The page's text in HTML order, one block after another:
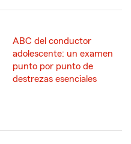
ABC del conductor
adolescente: un examen
punto por punto de
destrezas esenciales